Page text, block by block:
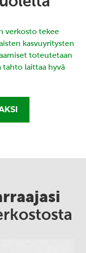
verkosto tekee
kasvuyritysten
toteutetaan
tahto laittaa hyvä